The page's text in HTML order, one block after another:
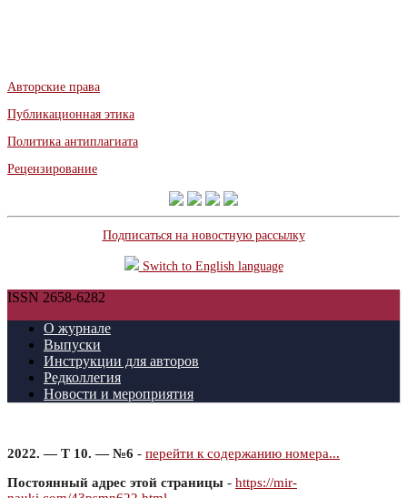
Авторские права
Публикационная этика
Политика антиплагиата
Рецензирование
Подписаться на новостную рассылку
Switch to English language
ISSN 2658-6282
О журнале
Выпуски
Инструкции для авторов
Редколлегия
Новости и мероприятия
2022. — Т 10. — №6 - перейти к содержанию номера...
Постоянный адрес этой страницы - https://mir-